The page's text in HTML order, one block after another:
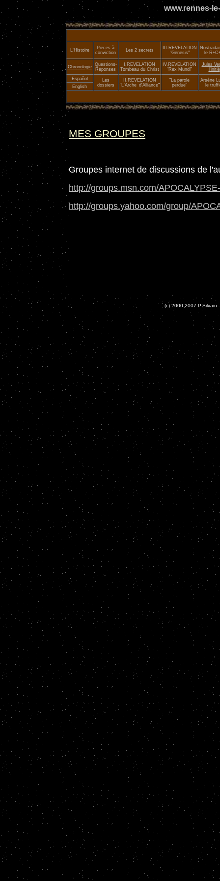
www.rennes-
L'Histoire
Pieces à
conviction
Les 2 secrets III. REVELATION
"Genesis"
le
Chronologie
Questions-
Réponses
I.REVELATION
Tombeau du Christ
IV.REVELATION
"Rex Mundi"
Jules
l'initié
Español
Les
dossiers
II. REVELATION
"L'Arche_ d'Alliance"
"La parole
perdue"
Arsène
le
English
MES GROUPES
Groupes internet de discussions de
http://groups.msn.com/
http://groups.yahoo.com/group/
(c) 2000-2007 P.Silvain